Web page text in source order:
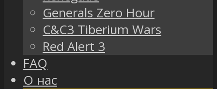
Generals Zero Hour
C&C3 Tiberium Wars
Red Alert 3
FAQ
О нас